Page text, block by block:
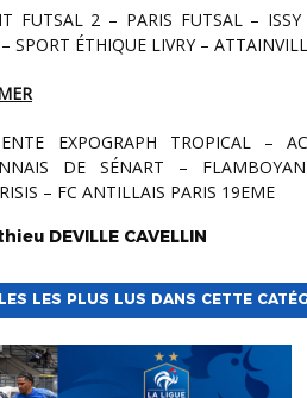
SPORT ÉTHIQUE LIVRY –
DE SÉNART –
– FC ANTILLAIS PARIS 19EME
DEVILLE CAVELLIN
LES PLUS LUS DANS CETTE